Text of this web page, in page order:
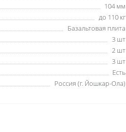
104 мм
до 110 кг
Базальтовая плита
3 шт
2 шт
3 шт
Есть
Россия (г. Йошкар-Ола)